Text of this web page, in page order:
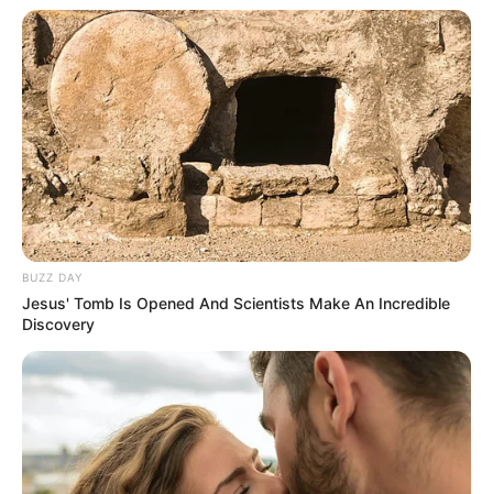
BUZZ DAY
Jesus' Tomb Is Opened And Scientists Make An Incredible
Discovery